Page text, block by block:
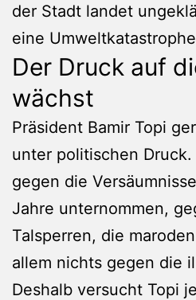
der Stadt landet
eine
Der Druck auf
wächst
Präsident Bamir Topi
unter politischen
gegen die
Jahre unternommen,
Talsperren, die
allem nichts gegen die
Deshalb versucht Topi